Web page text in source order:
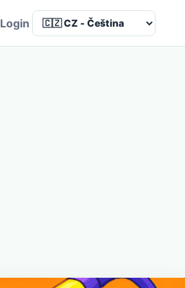
Login Language